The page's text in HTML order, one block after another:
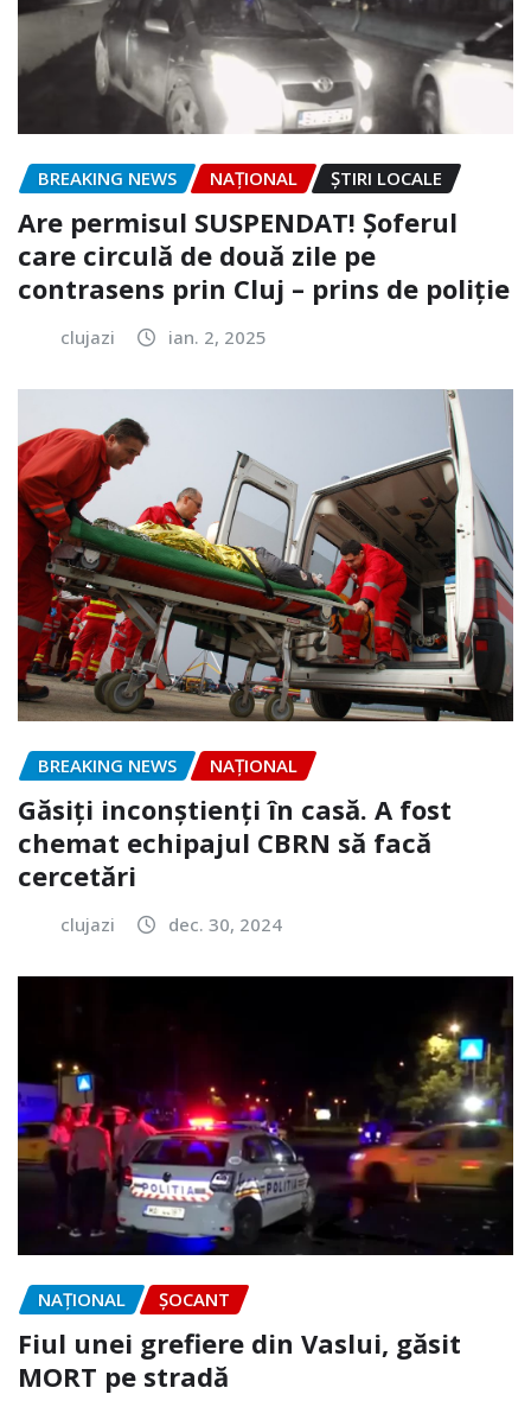
BREAKING NEWS NAŢIONAL ȘTIRI LOCALE
Are permisul SUSPENDAT! Șoferul
care circulă de două zile pe
contrasens prin Cluj – prins de poliție
clujazi ian. 2, 2025
BREAKING NEWS NAŢIONAL
Găsiți inconștienți în casă. A fost
chemat echipajul CBRN să facă
cercetări
clujazi dec. 30, 2024
NAŢIONAL ȘOCANT
Fiul unei grefiere din Vaslui, găsit
MORT pe stradă